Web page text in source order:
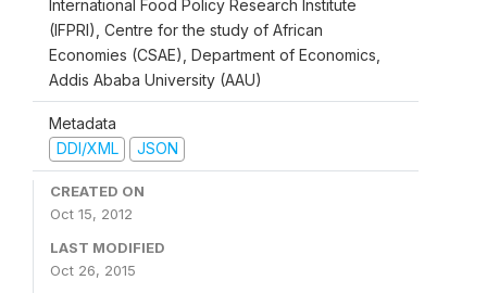
International Food Policy Research Institute
(IFPRI), Centre for the study of African
Economies (CSAE), Department of Economics,
Addis Ababa University (AAU)
Metadata
DDI/XML
JSON
CREATED ON
Oct 15, 2012
LAST MODIFIED
Oct 26, 2015